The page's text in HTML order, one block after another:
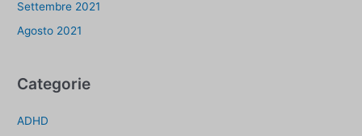
Settembre 2021
Agosto 2021
Categorie
ADHD